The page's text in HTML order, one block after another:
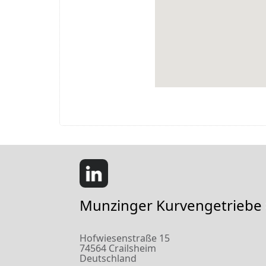
Munzinger Kurvengetriebe
Hofwiesenstraße 15
74564 Crailsheim
Deutschland